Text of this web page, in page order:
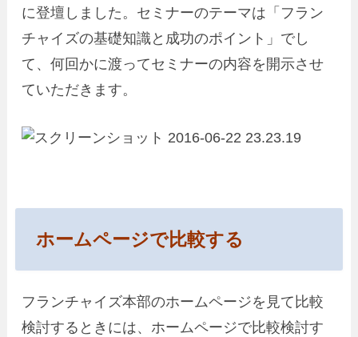
に登壇しました。セミナーのテーマは「フラン
チャイズの基礎知識と成功のポイント」でし
て、何回かに渡ってセミナーの内容を開示させ
ていただきます。
ホームページで比較する
フランチャイズ本部のホームページを見て比較
検討するときには、ホームページで比較検討す